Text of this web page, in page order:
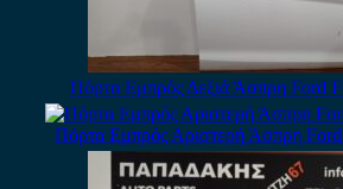
Πόρτα Εμπρός Δεξιά Άσπρη Ford
Πόρτα Εμπρός Αριστερή Άσπρη